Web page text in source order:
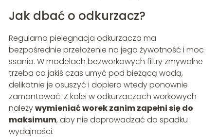
Jak dbać o odkurzacz?
Regularna pielęgnacja odkurzacza ma
bezpośrednie przełożenie na jego żywotność i moc
ssania. W modelach bezworkowych filtry zmywalne
trzeba co jakiś czas umyć pod bieżącą wodą,
delikatnie je osuszyć i dopiero wtedy ponownie
zamontować. Z kolei w odkurzaczach workowych
należywymieniać worek zanim zapełni się do
maksimum, aby nie doprowadzać do spadku
wydajności.